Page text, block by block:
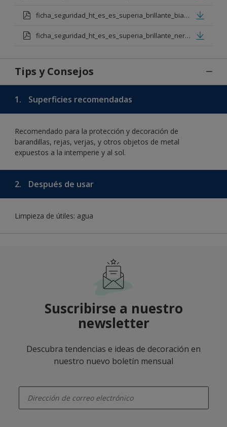
ficha_seguridad_ht_es_es_superia_brillante_bianco.pdf
ficha_seguridad_ht_es_es_superia_brillante_nero_1.pdf
Tips y Consejos
1. Superficies recomendadas
Recomendado para la protección y decoración de
barandillas, rejas, verjas, y otros objetos de metal
expuestos a la intemperie y al sol.
2. Después de usar
Limpieza de útiles: agua
Suscribirse a nuestro
newsletter
Descubra tendencias e ideas de decoración en
nuestro nuevo boletín mensual